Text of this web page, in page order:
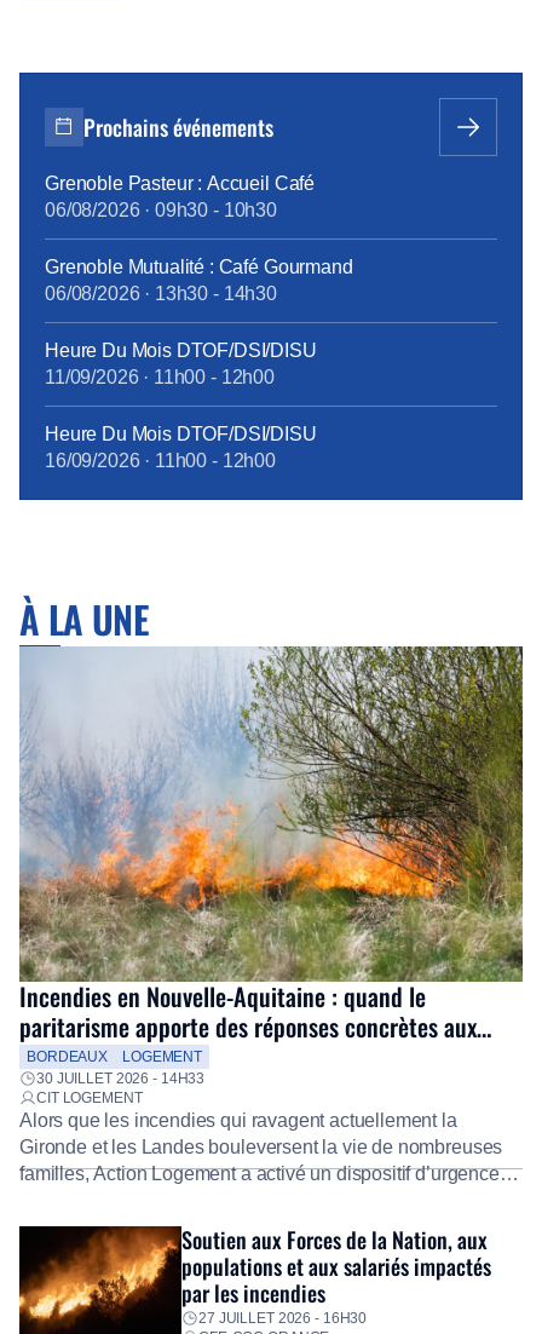
Prochains événements
Grenoble Pasteur : Accueil Café
06/08/2026· 09h30 - 10h30
Grenoble Mutualité : Café Gourmand
06/08/2026· 13h30 - 14h30
Heure Du Mois DTOF/DSI/DISU
11/09/2026· 11h00 - 12h00
Heure Du Mois DTOF/DSI/DISU
16/09/2026· 11h00 - 12h00
À LA UNE
Incendies en Nouvelle-Aquitaine : quand le
paritarisme apporte des réponses concrètes aux
salariés
BORDEAUX
LOGEMENT
30 JUILLET 2026 - 14H33
CIT LOGEMENT
Alors que les incendies qui ravagent actuellement la
Gironde et les Landes bouleversent la vie de nombreuses
familles, Action Logement a activé un dispositif d’urgence
Fidèle à sa mission d’utilité sociale, le Groupe mobilise
immédiatement ses équipes afin de proposer un diagnostic
personnalisé, des aides financières pour faire face aux
premières dépenses, […]
Soutien aux Forces de la Nation, aux
populations et aux salariés impactés
par les incendies
27 JUILLET 2026 - 16H30